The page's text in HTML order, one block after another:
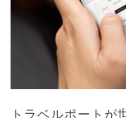
トラベルポートが